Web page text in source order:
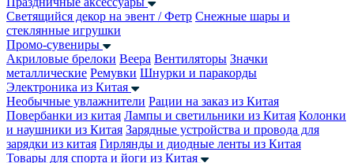
Светящийся декор на эвент / Фетр Снежные шары и
стеклянные игрушки
Промо-сувениры
Акриловые брелоки Веера Вентиляторы Значки
металлические Ремувки Шнурки и паракорды
Электроника из Китая
Необычные увлажнители Рации на заказ из Китая
Повербанки из китая Лампы и светильники из Китая Колонки
и наушники из Китая Зарядные устройства и провода для
зарядки из китая Гирлянды и диодные ленты из Китая
Товары для спорта и йоги из Китая